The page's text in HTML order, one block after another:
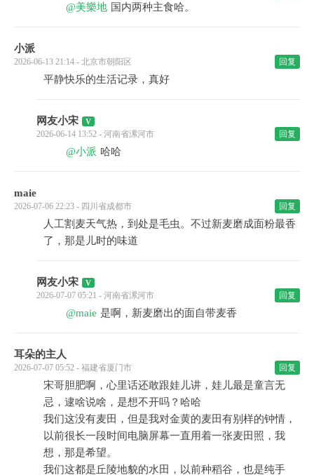
@美樂地 国内两种主食哈。
小派
2026-06-13 21:14 - 北京市朝阳区 回复
平静快乐的生活记录，真好
网友小宋
2026-06-14 13:52 - 河南省漯河市 回复
@小派 哈哈
maie
2026-07-06 22:23 - 四川省成都市 回复
人工割麦天气热，到处是毛虫。不过新麦磨成面粉最香
了，那是儿时的味道
网友小宋
2026-07-07 05:21 - 河南省漯河市 回复
@maie 是啊，新麦磨出的面自带麦香
耳朵的主人
2026-07-07 05:52 - 福建省厦门市 回复
宋哥胆肥啊，心里话还敢跟娃儿讲，娃儿最是童言无
忌，逮啥说啥，是想不开吗？哈哈
我们这没有麦田，但是我对金黄的麦田有别样的钟情，
以前很长一段时间电脑屏幕一直用着一张麦田照，我
想，那是希望。
我们这都是丘陵地貌的水田，以前种稻谷，也是纯手